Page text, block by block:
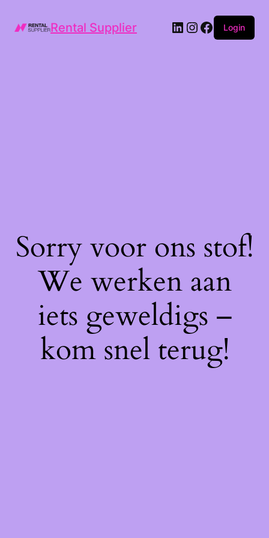
Rental Supplier LinkedIn
Instagram
Facebook
Login
Sorry voor ons stof!
We werken aan
iets geweldigs –
kom snel terug!